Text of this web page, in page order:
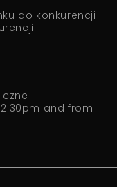
do konkurencji
and from